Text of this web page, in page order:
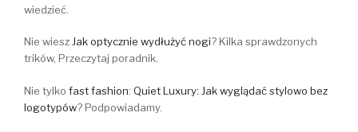
wiedzieć.
Nie wiesz Jak optycznie wydłużyć nogi? Kilka sprawdzonych
trików, Przeczytaj poradnik.
Nie tylko fast fashion: Quiet Luxury: Jak wyglądać stylowo bez
logotypów? Podpowiadamy.